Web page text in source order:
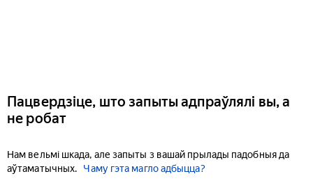
Пацвердзіце, што запыты адпраўлялі вы, а
не робат
Нам вельмі шкада, але запыты з вашай прылады падобныя да
аўтаматычных.
Чаму гэта магло адбыцца?